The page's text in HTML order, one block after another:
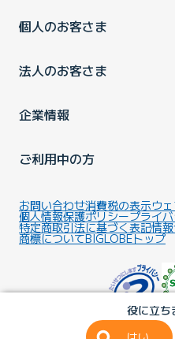
役に立ち
個人のお客さま
法人のお客さま
企業情報
ご利用中の方
お問い合わせ消費税の表示ウ
個人情報保護ポリシープライ
特定商取引法に基づく表記情
商標についてBIGLOBEトップ